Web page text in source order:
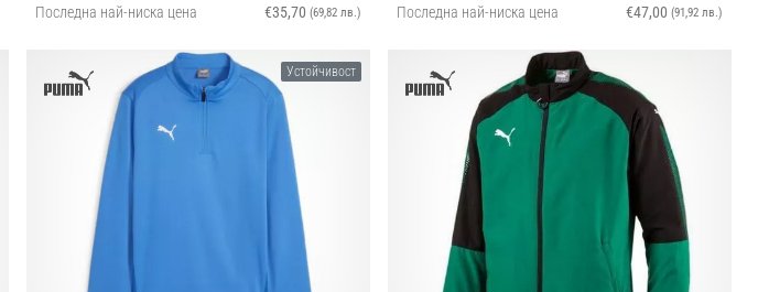
Последна най-ниска цена €35,70 (69,82 лв.)
128 152 164
Последна най-ниска цена €47,00 (91,92 лв.)
128
Устойчивост